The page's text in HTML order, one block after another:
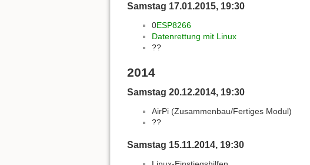
Samstag 17.01.2015, 19:30
0ESP8266
Datenrettung mit Linux
??
2014
Samstag 20.12.2014, 19:30
AirPi (Zusammenbau/Fertiges Modul)
??
Samstag 15.11.2014, 19:30